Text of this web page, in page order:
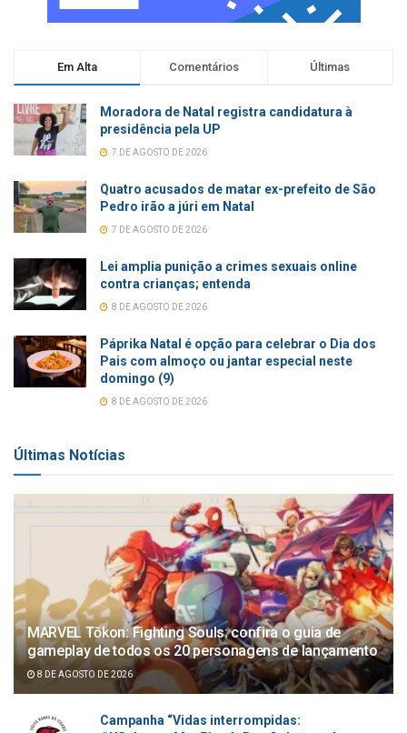
Em Alta Comentários Últimas
Moradora de Natal registra candidatura à
presidência pela UP
7 DE AGOSTO DE 2026
Quatro acusados de matar ex-prefeito de São
Pedro irão a júri em Natal
7 DE AGOSTO DE 2026
Lei amplia punição a crimes sexuais online
contra crianças; entenda
8 DE AGOSTO DE 2026
Páprika Natal é opção para celebrar o Dia dos
Pais com almoço ou jantar especial neste
domingo (9)
8 DE AGOSTO DE 2026
Últimas Notícias
MARVEL Tōkon: Fighting Souls: confira o guia de
gameplay de todos os 20 personagens de lançamento
8 DE AGOSTO DE 2026
Campanha “Vidas interrompidas: